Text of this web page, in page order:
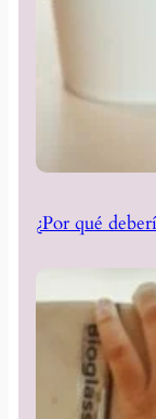
¿Por qué